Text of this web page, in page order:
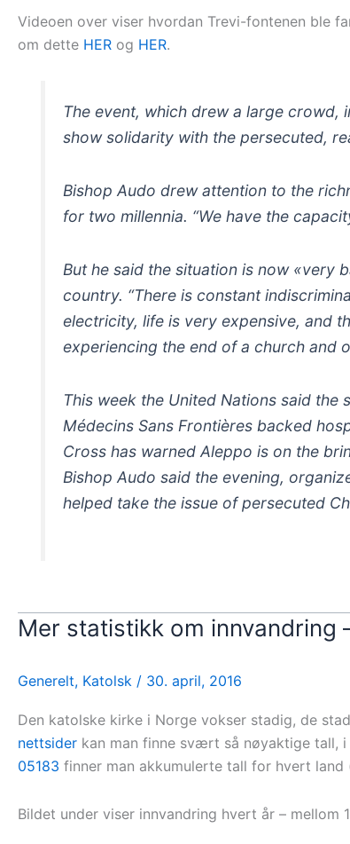
Videoen over viser hvordan Trevi-fontenen ble
om dette HER og HER.
The event, which drew a large crowd,
show solidarity with the persecuted,
Bishop Audo drew attention to the
for two millennia. “We have the
But he said the situation is now «very
country. “There is constant
electricity, life is very expensive, and
experiencing the end of a church and
This week the United Nations said
Médecins Sans Frontières backed
Cross has warned Aleppo is on the
Bishop Audo said the evening,
helped take the issue of persecuted
Mer statistikk om innvandring
Generelt, Katolsk / 30. april, 2016
Den katolske kirke i Norge vokser stadig, de
nettsider kan man finne svært så nøyaktige tall, i
05183 finner man akkumulerte tall for hvert
Bildet under viser innvandring hvert år – mellom